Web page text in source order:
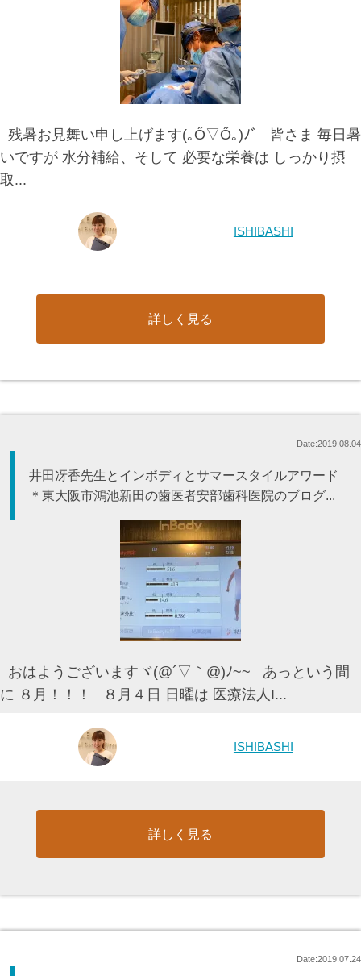
残暑お見舞い申し上げます(｡Ő▽Ő｡)ﾉﾞ 皆さま 毎日暑
いですが 水分補給、そして 必要な栄養は しっかり摂
取...
ISHIBASHI
詳しく見る
Date:2019.08.04
井田冴香先生とインボディとサマースタイルアワード
＊東大阪市鴻池新田の歯医者安部歯科医院のブログ...
おはようございますヾ(@´▽｀@)ﾉ~~ あっという間
に ８月！！！ ８月４日 日曜は 医療法人I...
ISHIBASHI
詳しく見る
Date:2019.07.24